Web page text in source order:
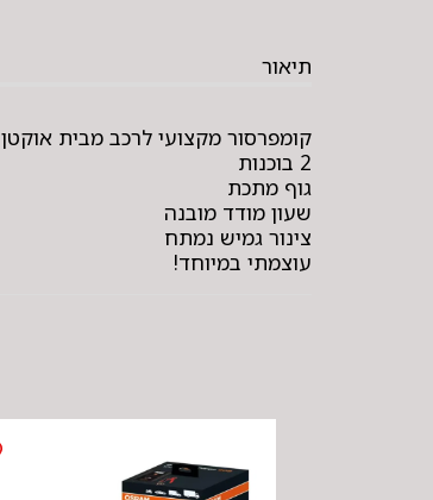
תיאור
קומפרסור מקצועי לרכב מבית אוקטן
2 בוכנות
גוף מתכת
שעון מודד מובנה
צינור גמיש נמתח
עוצמתי במיוחד!